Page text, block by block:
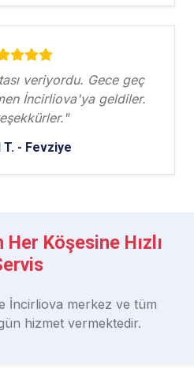
veriyordu. Gece geç
İncirliova'ya geldiler.
T. - Fevziye
Köşesine Hızlı
İncirliova merkez ve tüm
hizmet vermektedir.